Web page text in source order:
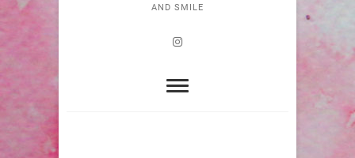
AND SMILE
Instagram